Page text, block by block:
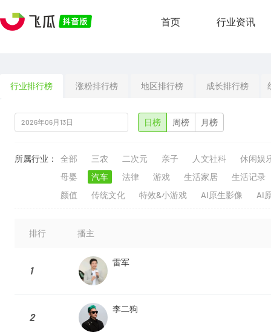
首页 行业资讯
行业排行榜 涨粉排行榜 地区排行榜 成长排行榜
日榜 周榜 月榜
所属行业： 全部 三农 二次元 亲子 人文社科
休闲娱
母婴
汽车 法律 游戏 生活家居
生活记录
颜值
传统文化 特效&小游戏 AI原生影像 AI
排行 播主
1
雷军
2
李二狗